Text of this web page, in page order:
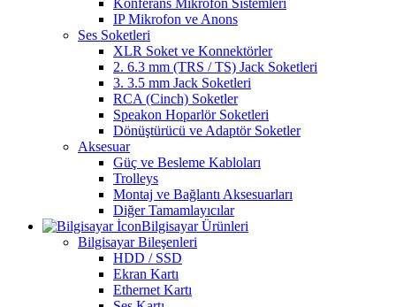
Konferans Mikrofon Sistemleri
IP Mikrofon ve Anons
Ses Soketleri
XLR Soket ve Konnektörler
2. 6.3 mm (TRS / TS) Jack Soketleri
3. 3.5 mm Jack Soketleri
RCA (Cinch) Soketler
Speakon Hoparlör Soketleri
Dönüştürücü ve Adaptör Soketler
Aksesuar
Güç ve Besleme Kabloları
Trolleys
Montaj ve Bağlantı Aksesuarları
Diğer Tamamlayıcılar
Bilgisayar Ürünleri
Bilgisayar Bileşenleri
HDD / SSD
Ekran Kartı
Ethernet Kartı